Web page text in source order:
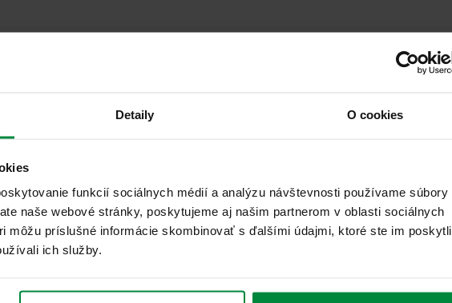
Detaily O cookies
funkcií sociálnych médií a analýzu návštevnosti používame súbory
naše webové stránky, poskytujeme aj našim partnerom v oblasti sociálnych
môžu príslušné informácie skombinovať s ďalšími údajmi, ktoré ste im poskytli
ich služby.